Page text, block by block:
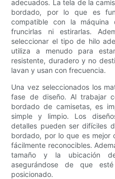
adecuados. La tela de la
bordado, por lo que es
compatible con la máquina
fruncirlas ni estirarlas.
seleccionar el tipo de hilo
utiliza a menudo para
resistente, duradero y no
lavan y usan con frecuencia.
Una vez seleccionados los
fase de diseño. Al trabajar
bordado de camisetas, es
simple y limpio. Los
detalles pueden ser difíciles
bordado, por lo que es mejor
fácilmente reconocibles.
tamaño y la ubicación
asegurándose de que
posicionado.